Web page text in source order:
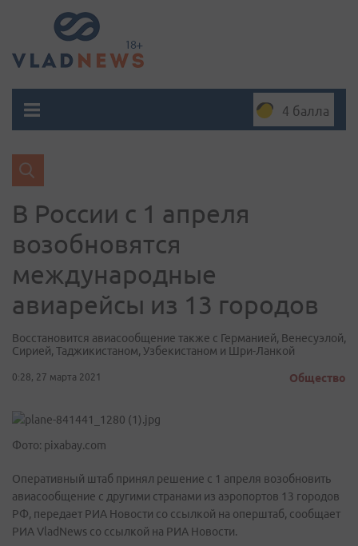
4 балла
В России с 1 апреля
возобновятся
международные
авиарейсы из 13 городов
Восстановится авиасообщение также с Германией, Венесуэлой,
Сирией, Таджикистаном, Узбекистаном и Шри-Ланкой
0:28, 27 марта 2021 Общество
Фото: pixabay.com
Оперативный штаб принял решение с 1 апреля возобновить
авиасообщение с другими странами из аэропортов 13 городов
РФ, передает РИА Новости со ссылкой на оперштаб, сообщает
РИА VladNews со ссылкой на РИА Новости.